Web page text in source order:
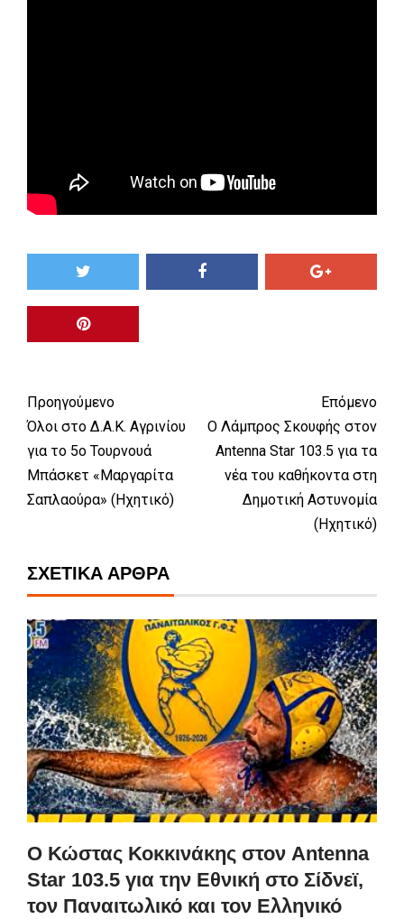
Προηγούμενο
Όλοι στο Δ.Α.Κ. Αγρινίου
για το 5ο Τουρνουά
Μπάσκετ «Μαργαρίτα
Σαπλαούρα» (Ηχητικό)
Επόμενο
Ο Λάμπρος Σκουφής στον
Antenna Star 103.5 για τα
νέα του καθήκοντα στη
Δημοτική Αστυνομία
(Ηχητικό)
ΣΧΕΤΙΚΆ ΆΡΘΡΑ
Ο Κώστας Κοκκινάκης στον Antenna
Star 103.5 για την Εθνική στο Σίδνεϊ,
τον Παναιτωλικό και τον Ελληνικό